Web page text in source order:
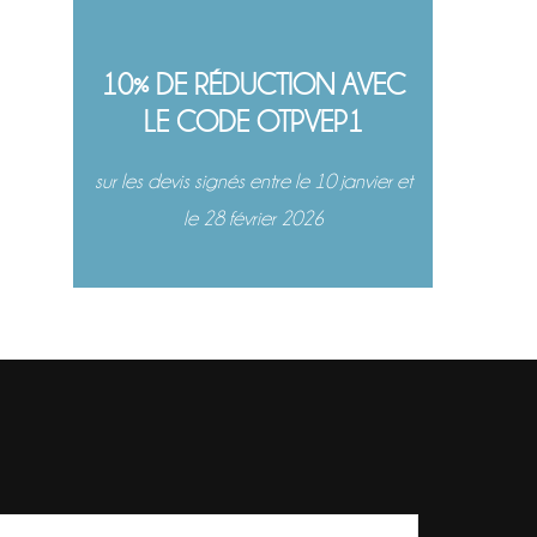
10% DE RÉDUCTION AVEC
LE CODE OTPVEP1
sur les devis signés entre le 10 janvier et
le 28 février 2026